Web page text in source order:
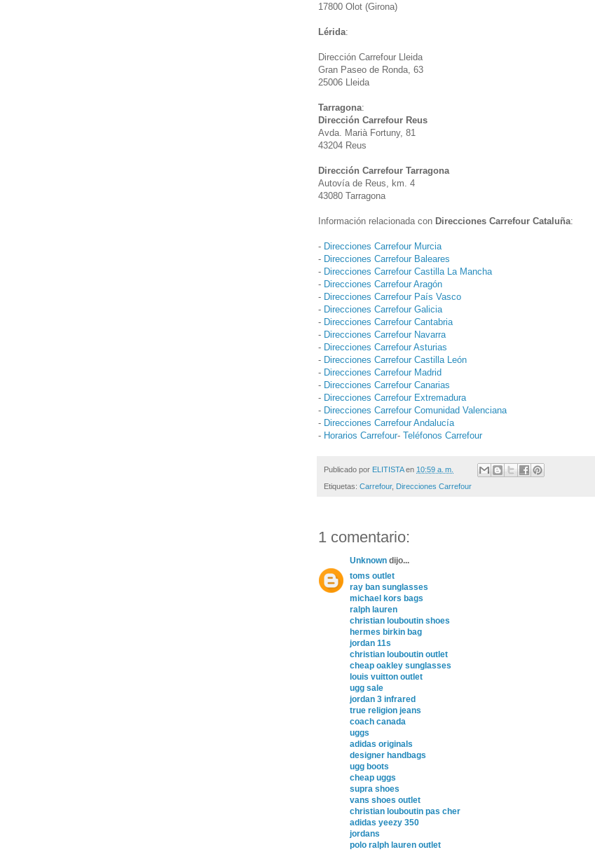
17800 Olot (Girona)
Lérida:
Dirección Carrefour Lleida
Gran Paseo de Ronda, 63
25006 Lleida
Tarragona:
Dirección Carrefour Reus
Avda. Marià Fortuny, 81
43204 Reus
Dirección Carrefour Tarragona
Autovía de Reus, km. 4
43080 Tarragona
Información relacionada con Direcciones Carrefour Cataluña:
- Direcciones Carrefour Murcia
- Direcciones Carrefour Baleares
- Direcciones Carrefour Castilla La Mancha
- Direcciones Carrefour Aragón
- Direcciones Carrefour País Vasco
- Direcciones Carrefour Galicia
- Direcciones Carrefour Cantabria
- Direcciones Carrefour Navarra
- Direcciones Carrefour Asturias
- Direcciones Carrefour Castilla León
- Direcciones Carrefour Madrid
- Direcciones Carrefour Canarias
- Direcciones Carrefour Extremadura
- Direcciones Carrefour Comunidad Valenciana
- Direcciones Carrefour Andalucía
- Horarios Carrefour- Teléfonos Carrefour
Publicado por ELITISTA en 10:59 a. m.
Etiquetas: Carrefour, Direcciones Carrefour
1 comentario:
Unknown dijo...
toms outlet
ray ban sunglasses
michael kors bags
ralph lauren
christian louboutin shoes
hermes birkin bag
jordan 11s
christian louboutin outlet
cheap oakley sunglasses
louis vuitton outlet
ugg sale
jordan 3 infrared
true religion jeans
coach canada
uggs
adidas originals
designer handbags
ugg boots
cheap uggs
supra shoes
vans shoes outlet
christian louboutin pas cher
adidas yeezy 350
jordans
polo ralph lauren outlet